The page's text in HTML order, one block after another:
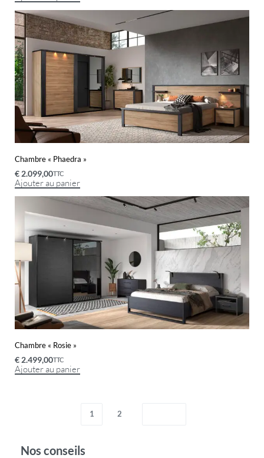
Chambre « Phaedra »
€ 2.099,00TTC
Ajouter au panier
Chambre « Rosie »
€ 2.499,00TTC
Ajouter au panier
1 2
Nos conseils